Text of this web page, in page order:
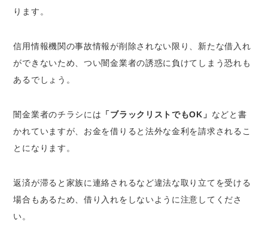
ります。
信用情報機関の事故情報が削除されない限り、新たな借入れ
ができないため、つい闇金業者の誘惑に負けてしまう恐れも
あるでしょう。
闇金業者のチラシには 「ブラックリストでもOK」 などと書
かれていますが、お金を借りると法外な金利を請求されるこ
とになります。
返済が滞ると家族に連絡されるなど違法な取り立てを受ける
場合もあるため、借り入れをしないように注意してくださ
い。